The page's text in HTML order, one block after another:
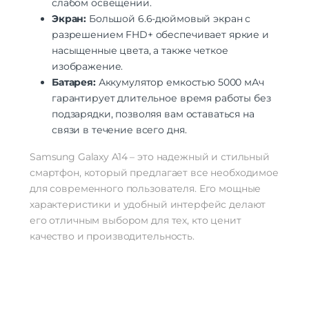
Функции камеры
тыловая вспышка | автофокусировка
Особенности камеры
F2,2 | 5,0 MП
Аккумулятор
Аккумулятор
Емкость аккумулятора
5000 мАч
Интерфейсы/разъемы
Тип разъема для зарядки
Беспроводные технологии
Беспроводные технологии
Bluetooth | Wi-Fi
Версия Bluetooth
слабом освещении.
Экран: Большой 6.6-дюймовый экран с
разрешением FHD+ обеспечивает яркие и
насыщенные цвета, а также четкое
изображение.
Батарея:Аккумулятор емкостью 5000 мАч
гарантирует длительное время работы без
подзарядки, позволяя вам оставаться на
связи в течение всего дня.
Samsung Galaxy A14 – это надежный и стильный
смартфон, который предлагает все необходимое
для современного пользователя. Его мощные
характеристики и удобный интерфейс делают
его отличным выбором для тех, кто ценит
качество и производительность.